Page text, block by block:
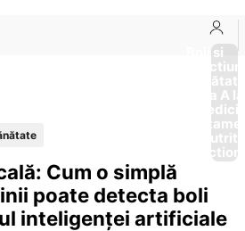
Boli si
Afectiuni
Sănătate
de la A
Cum o simplă
poate detecta boli
inteligenței artificiale